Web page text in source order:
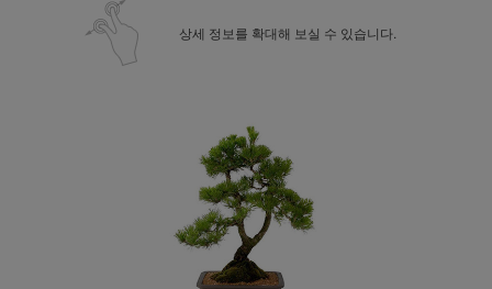
상세 정보를 확대해 보실 수 있습니다.